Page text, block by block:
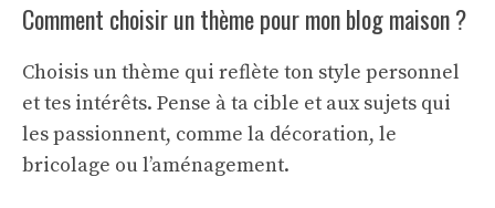
Comment choisir un thème pour mon blog maison ?
Choisis un thème qui reflète ton style personnel
et tes intérêts. Pense à ta cible et aux sujets qui
les passionnent, comme la décoration, le
bricolage ou l’aménagement.